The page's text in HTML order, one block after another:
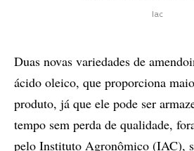
Iac
Duas novas varieda­des de
ácido oleico, que proporciona
produto, já que ele pode ser
tempo sem perda de qualidade,
pelo Instituto Agronômico (IAC),